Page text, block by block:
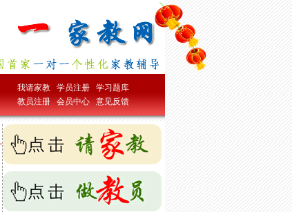
我请家教 学员注册
学习题库
教员注册
会员中心 意见反馈